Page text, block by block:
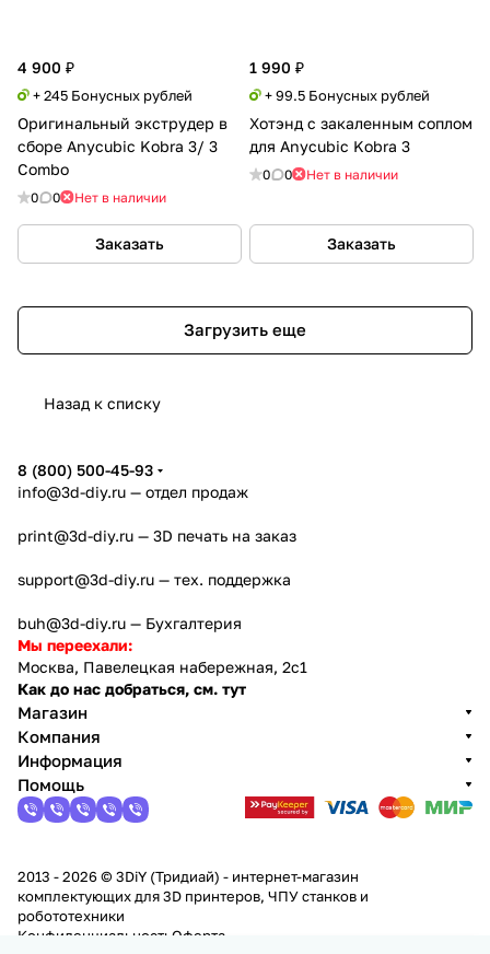
4 900 ₽
+ 245 Бонусных рублей
Оригинальный экструдер в
сборе Anycubic Kobra 3/ 3
Combo
0 0 Нет в наличии
Заказать
1 990 ₽
+ 99.5 Бонусных рублей
Хотэнд с закаленным соплом
для Anycubic Kobra 3
0 0 Нет в наличии
Заказать
Загрузить еще
Назад к списку
8 (800) 500-45-93
info@3d-diy.ru — отдел продаж
print@3d-diy.ru — 3D печать на заказ
support@3d-diy.ru — тех. поддержка
buh@3d-diy.ru — Бухгалтерия
Мы переехали:
Москва, Павелецкая набережная, 2с1
Как до нас добраться, см. тут
Магазин
Компания
Информация
Помощь
2013 - 2026 © 3DiY (Тридиай) - интернет-магазин
комплектующих для 3D принтеров, ЧПУ станков и
робототехники
Конфиденциальность Оферта